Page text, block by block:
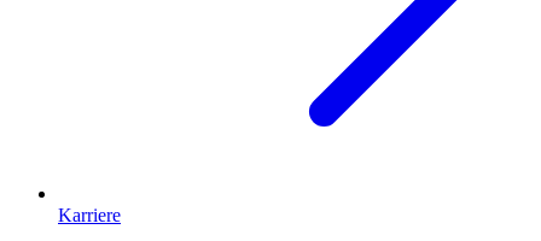
Karriere